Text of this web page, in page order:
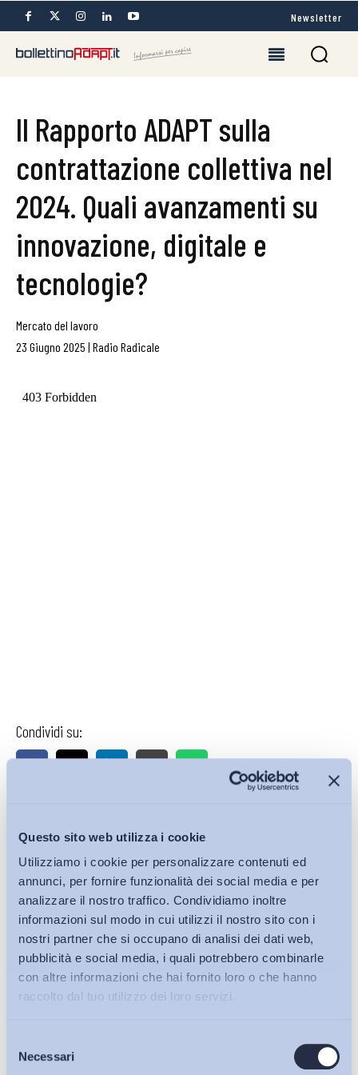
Questo sito web utilizza i cookie
Utilizziamo i cookie per personalizzare contenuti ed
annunci, per fornire funzionalità dei social media e per
analizzare il nostro traffico. Condividiamo inoltre
informazioni sul modo in cui utilizzi il nostro sito con i
nostri partner che si occupano di analisi dei dati web,
pubblicità e social media, i quali potrebbero combinarle
con altre informazioni che hai fornito loro o che hanno
raccolto dal tuo utilizzo dei loro servizi.
delNecessariBollettini ADAPT
Newsletter
Il Rapporto ADAPT sulla
contrattazione collettiva nel
2024. Quali avanzamenti su
innovazione, digitale e
tecnologie?
Mercato del lavoro
23 Giugno 2025 | Radio Radicale
Condividi su:
Iscriviti alla Newsletter